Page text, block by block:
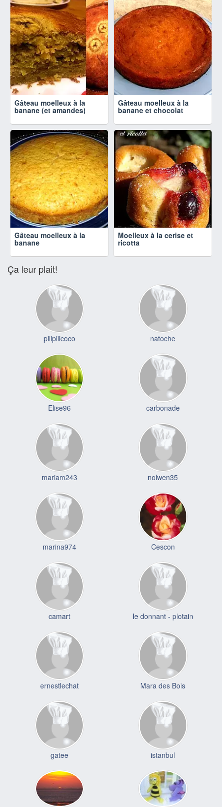
Gâteau moelleux à la
banane (et amandes)
Gâteau moelleux à la
banane et chocolat
Gâteau moelleux à la
banane
Moelleux à la cerise et
ricotta
Ça leur plait!
pilipilicoco natoche
Elise96 carbonade
mariam243 nolwen35
marina974 Cescon
camart le donnant - plotain
ernestlechat Mara des Bois
gatee istanbul